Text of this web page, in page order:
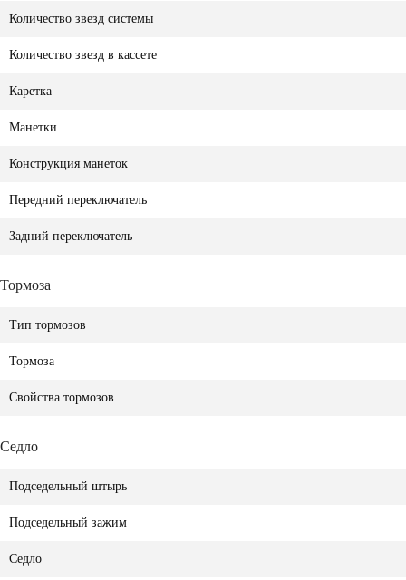
Количество звезд системы
Количество звезд в кассете
Каретка
Манетки
Конструкция манеток
Передний переключатель
Задний переключатель
Тормоза
Тип тормозов
Тормоза
Свойства тормозов
Седло
Подседельный штырь
Подседельный зажим
Седло